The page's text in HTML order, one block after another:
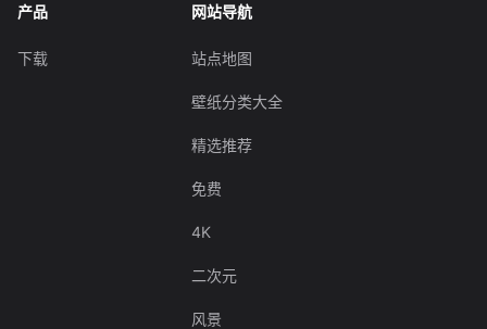
产品
下载
网站导航
站点地图
壁纸分类大全
精选推荐
免费
4K
二次元
风景